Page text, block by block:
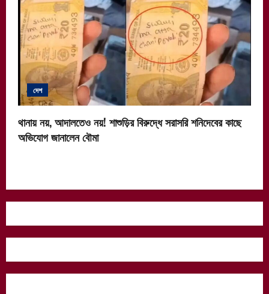
দেশ
থানায় নয়, আদালতেও নয়! শাশুড়ির বিরুদ্ধে সরাসরি শনিদেবের কাছে
অভিযোগ জানালেন বৌমা